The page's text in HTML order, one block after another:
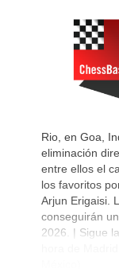
Rio, en Goa,
eliminación
entre ellos el
los favoritos
Arjun Erigaisi.
conseguirán
2026. | Sigue